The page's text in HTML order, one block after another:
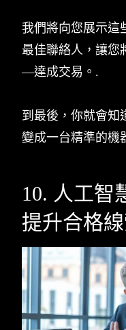
我們將向您展示這
最佳聯絡人，讓您
—達成交易。.
到最後，你就會知
變成一台精準的機
10. 人工智
提升合格